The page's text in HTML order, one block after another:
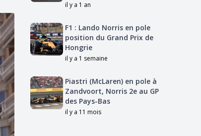
il y a 1 an
F1 : Lando Norris en pole
position du Grand Prix de
Hongrie
il y a 1 semaine
Piastri (McLaren) en pole à
Zandvoort, Norris 2e au GP
des Pays-Bas
il y a 11 mois